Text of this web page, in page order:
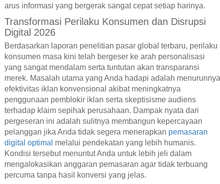
arus informasi yang bergerak sangat cepat setiap harinya.
Transformasi Perilaku Konsumen dan Disrupsi
Digital 2026
Berdasarkan laporan penelitian pasar global terbaru, perilaku
konsumen masa kini telah bergeser ke arah personalisasi
yang sangat mendalam serta tuntutan akan transparansi
merek. Masalah utama yang Anda hadapi adalah menurunnya
efektivitas iklan konvensional akibat meningkatnya
penggunaan pemblokir iklan serta skeptisisme audiens
terhadap klaim sepihak perusahaan. Dampak nyata dari
pergeseran ini adalah sulitnya membangun kepercayaan
pelanggan jika Anda tidak segera menerapkan pemasaran
digital optimal melalui pendekatan yang lebih humanis.
Kondisi tersebut menuntut Anda untuk lebih jeli dalam
mengalokasikan anggaran pemasaran agar tidak terbuang
percuma tanpa hasil konversi yang jelas.